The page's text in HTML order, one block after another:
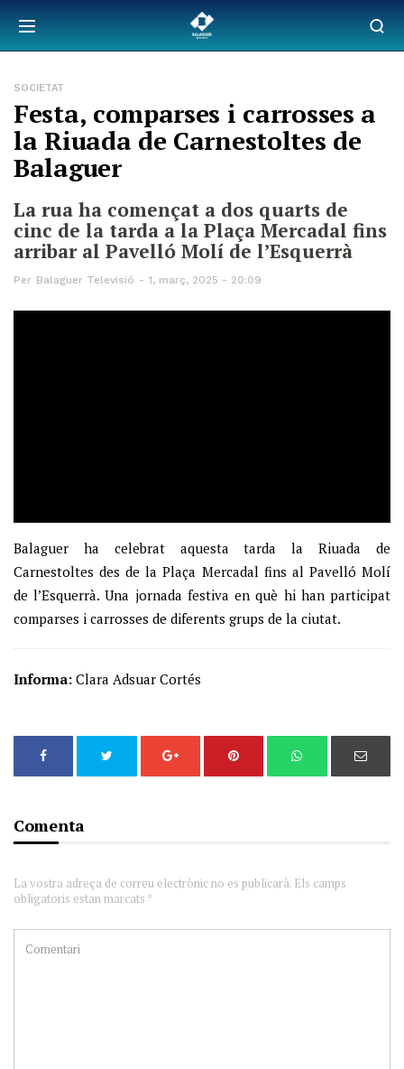
SOCIETAT
Festa, comparses i carrosses a
la Riuada de Carnestoltes de
Balaguer
La rua ha començat a dos quarts de
cinc de la tarda a la Plaça Mercadal fins
arribar al Pavelló Molí de l’Esquerrà
Per Balaguer Televisió 1, març, 2025 - 20:09
Balaguer ha celebrat aquesta tarda la Riuada de
Carnestoltes des de la Plaça Mercadal fins al Pavelló Molí
de l’Esquerrà. Una jornada festiva en què hi han participat
comparses i carrosses de diferents grups de la ciutat.
Informa: Clara Adsuar Cortés
Comenta
La vostra adreça de correu electrònic no es publicarà. Els camps
obligatoris estan marcats *